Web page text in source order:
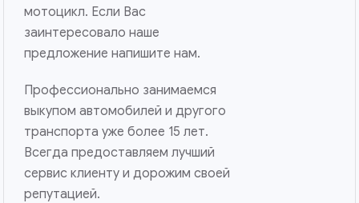
мотоцикл. Если Вас
заинтересовало наше
предложение напишите нам.
Профессионально занимаемся
выкупом автомобилей и другого
транспорта уже более 15 лет.
Всегда предоставляем лучший
сервис клиенту и дорожим своей
репутацией.